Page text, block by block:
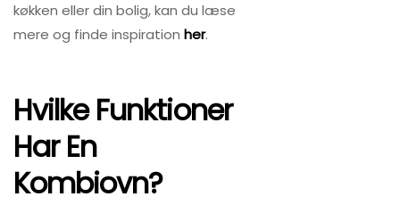
køkken eller din bolig, kan du læse
mere og finde inspiration her.
Hvilke Funktioner
Har En
Kombiovn?